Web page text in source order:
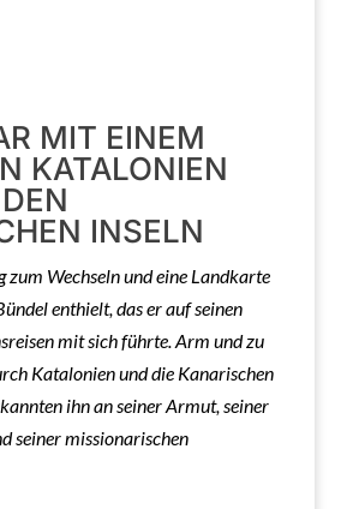
MIT EINEM
KATALONIEN
INSELN
zum Wechseln und eine Landkarte
enthielt, das er auf seinen
mit sich führte. Arm und zu
Katalonien und die Kanarischen
ihn an seiner Armut, seiner
seiner missionarischen